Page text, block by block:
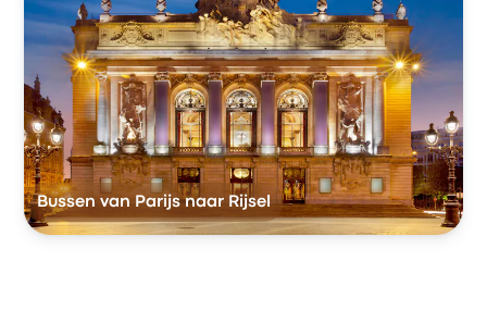
Bussen van Parijs naar Rijsel